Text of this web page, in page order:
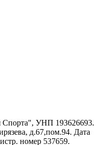
УНП 193626693.
д.67,пом.94. Дата
номер 537659.